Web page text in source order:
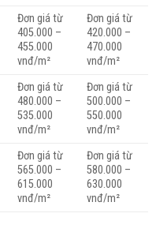
Đơn giá từ
405.000 –
455.000
vnđ/m²
Đơn giá từ
420.000 –
470.000
vnđ/m²
Đơn giá từ
480.000 –
535.000
vnđ/m²
Đơn giá từ
500.000 –
550.000
vnđ/m²
Đơn giá từ
565.000 –
615.000
vnđ/m²
Đơn giá từ
580.000 –
630.000
vnđ/m²